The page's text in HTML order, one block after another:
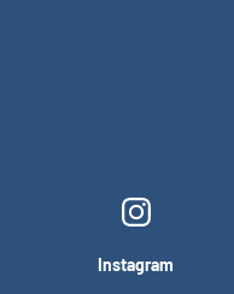
Instagram